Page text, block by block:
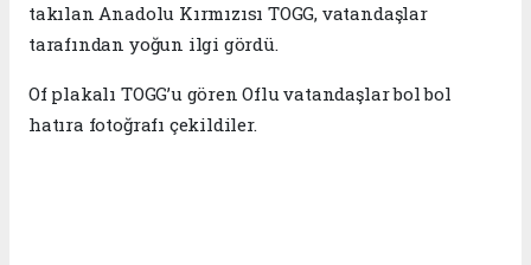
takılan Anadolu Kırmızısı TOGG, vatandaşlar
tarafından yoğun ilgi gördü.
Of plakalı TOGG’u gören Oflu vatandaşlar bol bol
hatıra fotoğrafı çekildiler.